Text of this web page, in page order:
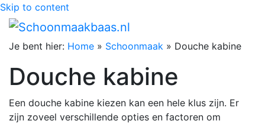
Skip to content
Je bent hier: Home » Schoonmaak » Douche kabine
Douche kabine
Een douche kabine kiezen kan een hele klus zijn. Er
zijn zoveel verschillende opties en factoren om